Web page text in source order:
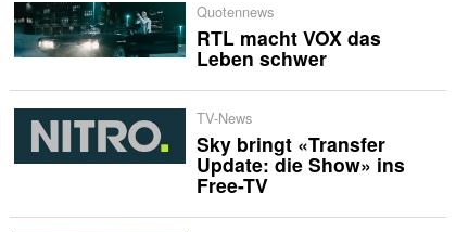
Quotennews
RTL macht VOX das
Leben schwer
TV-News
Sky bringt «Transfer
Update: die Show» ins
Free-TV